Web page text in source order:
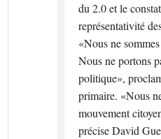
du 2.0 et le
représentativité
«Nous ne
Nous ne portons
politique»,
primaire. «Nous
mouvement
précise David